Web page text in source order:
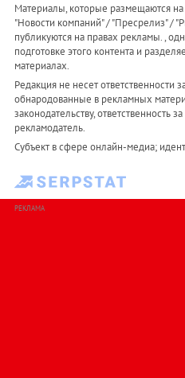
Материалы, которые размещаются на
"Новости компаний" / "Пресрелиз" /
публикуются на правах рекламы. ,
подготовке этого контента и
материалах.
Редакция не несет
обнародованные в рекламных
законодательству, ответственность
рекламодатель.
Субъект в сфере онлайн-медиа;
РЕКЛАМА